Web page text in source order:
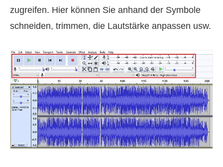
zugreifen. Hier können Sie anhand der Symbole
schneiden, trimmen, die Lautstärke anpassen usw.